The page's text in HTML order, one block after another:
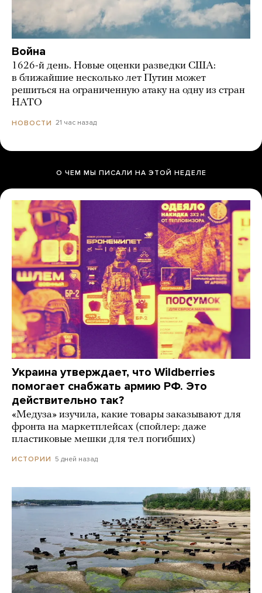
Война
1626-й день. Новые оценки разведки США:
в ближайшие несколько лет Путин может
решиться на ограниченную атаку на одну из стран
НАТО
НОВОСТИ 21 час назад
О ЧЕМ МЫ ПИСАЛИ НА ЭТОЙ НЕДЕЛЕ
Украина утверждает, что Wildberries
помогает снабжать армию РФ. Это
действительно так?
«Медуза» изучила, какие товары заказывают для
фронта на маркетплейсах (спойлер: даже
пластиковые мешки для тел погибших)
ИСТОРИИ 5 дней назад